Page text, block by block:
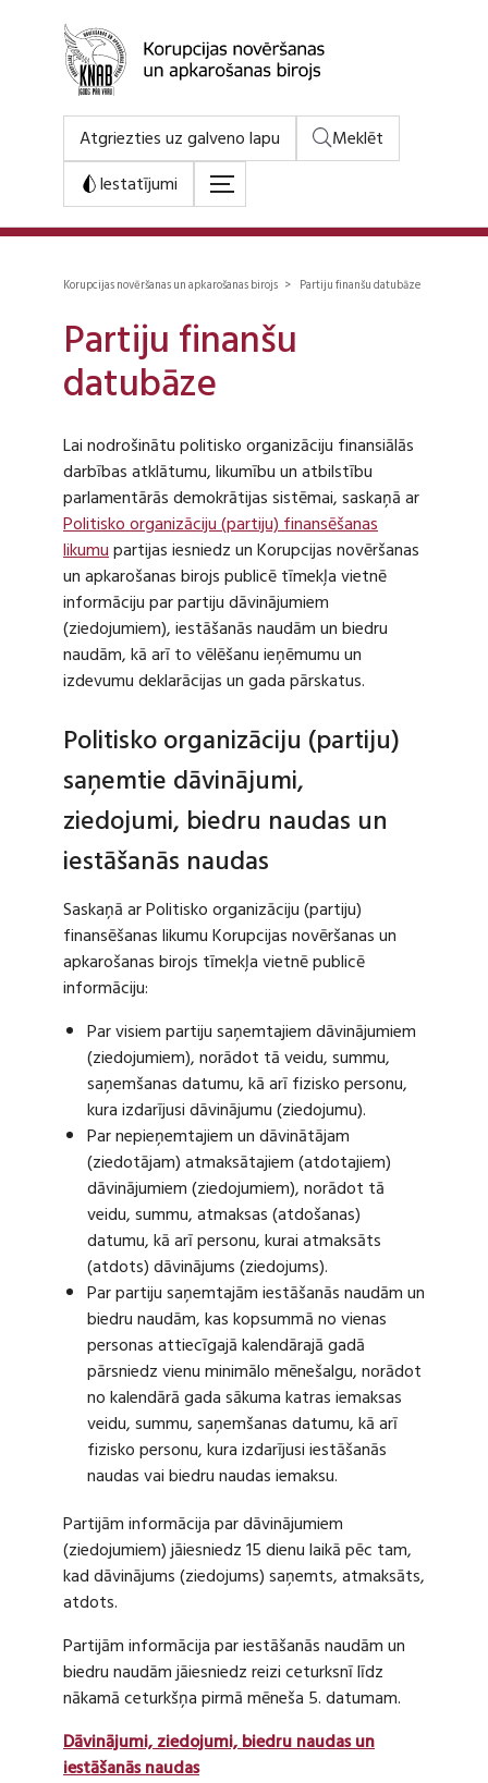
Atgriezties uz galveno lapu
Meklēt
Iestatījumi
Korupcijas novēršanas un apkarošanas birojs > Partiju finanšu datubāze
Partiju finanšu
datubāze
Lai nodrošinātu politisko organizāciju finansiālās
darbības atklātumu, likumību un atbilstību
parlamentārās demokrātijas sistēmai, saskaņā ar
Politisko organizāciju (partiju) finansēšanas
likumupartijas iesniedz un Korupcijas novēršanas
un apkarošanas birojs publicē tīmekļa vietnē
informāciju par partiju dāvinājumiem
(ziedojumiem), iestāšanās naudām un biedru
naudām, kā arī to vēlēšanu ieņēmumu un
izdevumu deklarācijas un gada pārskatus.
Politisko organizāciju (partiju)
saņemtie dāvinājumi,
ziedojumi, biedru naudas un
iestāšanās naudas
Saskaņā ar Politisko organizāciju (partiju)
finansēšanas likumu Korupcijas novēršanas un
apkarošanas birojs tīmekļa vietnē publicē
informāciju:
Par visiem partiju saņemtajiem dāvinājumiem
(ziedojumiem), norādot tā veidu, summu,
saņemšanas datumu, kā arī fizisko personu,
kura izdarījusi dāvinājumu (ziedojumu).
Par nepieņemtajiem un dāvinātājam
(ziedotājam) atmaksātajiem (atdotajiem)
dāvinājumiem (ziedojumiem), norādot tā
veidu, summu, atmaksas (atdošanas)
datumu, kā arī personu, kurai atmaksāts
(atdots) dāvinājums (ziedojums).
Par partiju saņemtajām iestāšanās naudām un
biedru naudām, kas kopsummā no vienas
personas attiecīgajā kalendārajā gadā
pārsniedz vienu minimālo mēnešalgu, norādot
no kalendārā gada sākuma katras iemaksas
veidu, summu, saņemšanas datumu, kā arī
fizisko personu, kura izdarījusi iestāšanās
naudas vai biedru naudas iemaksu.
Partijām informācija par dāvinājumiem
(ziedojumiem) jāiesniedz 15 dienu laikā pēc tam,
kad dāvinājums (ziedojums) saņemts, atmaksāts,
atdots.
Partijām informācija par iestāšanās naudām un
biedru naudām jāiesniedz reizi ceturksnī līdz
nākamā ceturkšņa pirmā mēneša 5. datumam.
Dāvinājumi, ziedojumi, biedru naudas un
iestāšanās naudas